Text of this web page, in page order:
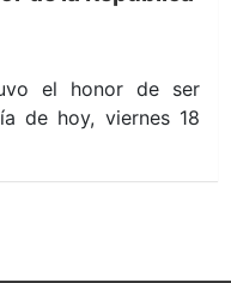
el honor de ser
de hoy, viernes 18